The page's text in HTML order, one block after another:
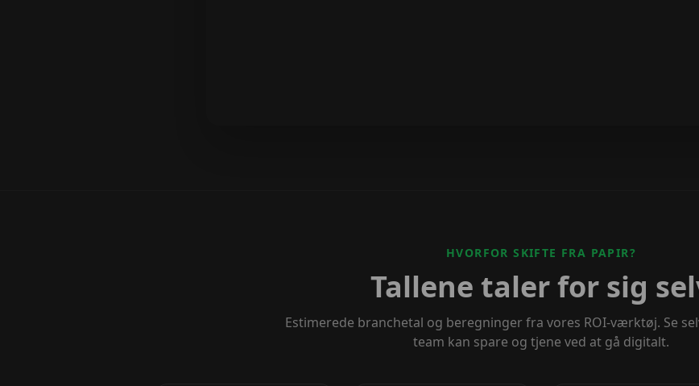
HVORFOR SKIFTE FRA PAPIR?
Tallene taler for sig
Estimerede branchetal og beregninger fra vores ROI-værktøj. Se
team kan spare og tjene ved at gå digitalt.